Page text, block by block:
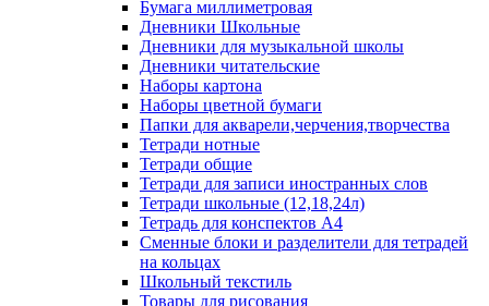
Бумага миллиметровая
Дневники Школьные
Дневники для музыкальной школы
Дневники читательские
Наборы картона
Наборы цветной бумаги
Папки для акварели,черчения,творчества
Тетради нотные
Тетради общие
Тетради для записи иностранных слов
Тетради школьные (12,18,24л)
Тетрадь для конспектов А4
Сменные блоки и разделители для тетрадей
на кольцах
Школьный текстиль
Товары для рисования